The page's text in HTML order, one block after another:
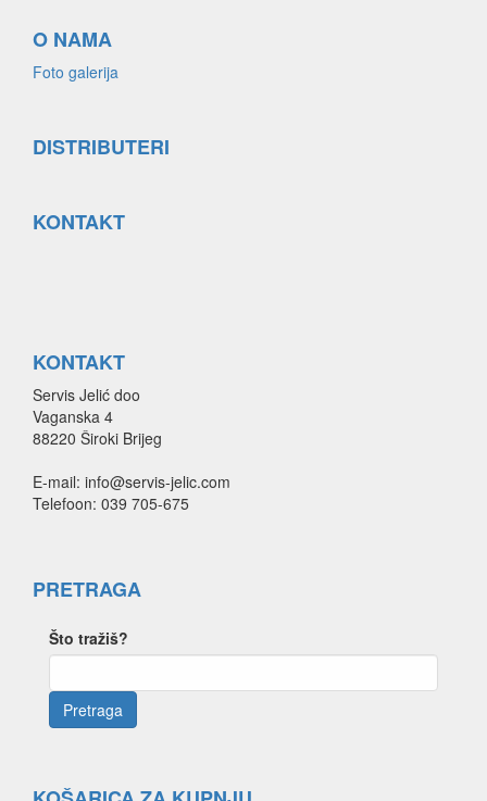
O NAMA
Foto galerija
DISTRIBUTERI
KONTAKT
KONTAKT
Servis Jelić doo
Vaganska 4
88220 Široki Brijeg
E-mail: info@servis-jelic.com
Telefoon: 039 705-675
PRETRAGA
Što tražiš?